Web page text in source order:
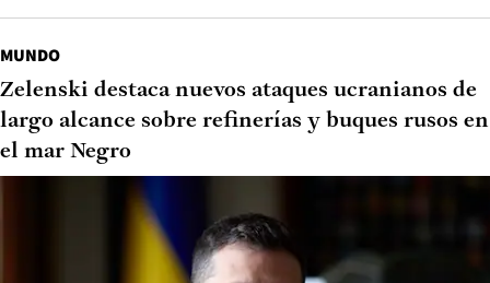
MUNDO
Zelenski destaca nuevos ataques ucranianos de
largo alcance sobre refinerías y buques rusos en
el mar Negro